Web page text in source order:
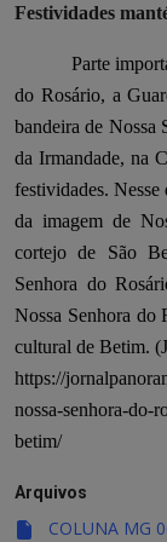
Festividades
Parte
do Rosário, a
bandeira de Nossa
da Irmandade, na
festividades. Nesse
da imagem de
cortejo de São
Senhora do
Nossa Senhora do
cultural de Betim.
https://
nossa-senhora-do-
betim/
Arquivos
COLUNA MG